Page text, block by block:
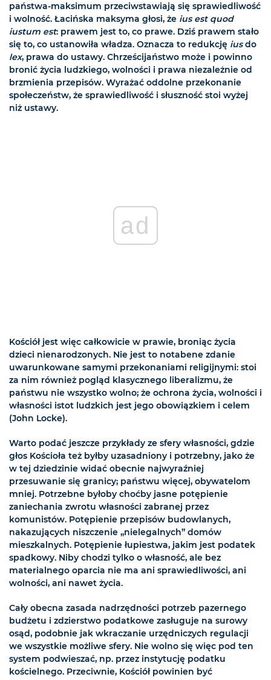
państwa-maksimum przeciwstawiają się sprawiedliwość
i wolność. Łacińska maksyma głosi, że ius est quod
iustum est: prawem jest to, co prawe. Dziś prawem stało
się to, co ustanowiła władza. Oznacza to redukcję iusdo
lex, prawa do ustawy. Chrześcijaństwo może i powinno
bronić życia ludzkiego, wolności i prawa niezależnie od
brzmienia przepisów. Wyrażać oddolne przekonanie
społeczeństw, że sprawiedliwość i słuszność stoi wyżej
niż ustawy.
ad
Kościół jest więc całkowicie w prawie, broniąc życia
dzieci nienarodzonych. Nie jest to notabene zdanie
uwarunkowane samymi przekonaniami religijnymi: stoi
za nim również pogląd klasycznego liberalizmu, że
państwu nie wszystko wolno; że ochrona życia, wolności i
własności istot ludzkich jest jego obowiązkiem i celem
(John Locke).
Warto podać jeszcze przykłady ze sfery własności, gdzie
głos Kościoła też byłby uzasadniony i potrzebny, jako że
w tej dziedzinie widać obecnie najwyraźniej
przesuwanie się granicy; państwu więcej, obywatelom
mniej. Potrzebne byłoby choćby jasne potępienie
zaniechania zwrotu własności zabranej przez
komunistów. Potępienie przepisów budowlanych,
nakazujących niszczenie „nielegalnych” domów
mieszkalnych. Potępienie łupiestwa, jakim jest podatek
spadkowy. Niby chodzi tylko o własność, ale bez
materialnego oparcia nie ma ani sprawiedliwości, ani
wolności, ani nawet życia.
Cały obecna zasada nadrzędności potrzeb pazernego
budżetu i zdzierstwo podatkowe zasługuje na surowy
osąd, podobnie jak wkraczanie urzędniczych regulacji
we wszystkie możliwe sfery. Nie wolno się więc pod ten
system podwieszać, np. przez instytucję podatku
kościelnego. Przeciwnie, Kościół powinien być